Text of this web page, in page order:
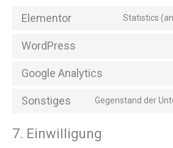
Elementor Statistics
WordPress
Google Analytics
Sonstiges Gegenstand der
7. Einwilligung